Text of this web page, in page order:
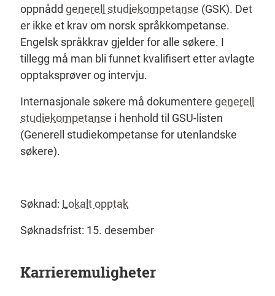
oppnådd generell studiekompetanse (GSK). Det
er ikke et krav om norsk språkkompetanse.
Engelsk språkkrav gjelder for alle søkere. I
tillegg må man bli funnet kvalifisert etter avlagte
opptaksprøver og intervju.
Internasjonale søkere må dokumentere generell
studiekompetanse i henhold til GSU-listen
(Generell studiekompetanse for utenlandske
søkere).
Søknad: Lokalt opptak
Søknadsfrist: 15. desember
Karrieremuligheter